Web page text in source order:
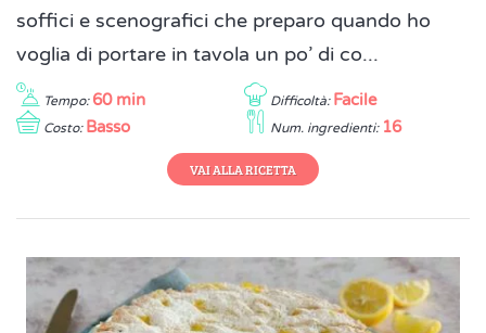
soffici e scenografici che preparo quando ho
voglia di portare in tavola un po’ di co...
Tempo: 60 min Difficoltà: Facile
Costo: Basso Num. ingredienti: 16
VAI ALLA RICETTA